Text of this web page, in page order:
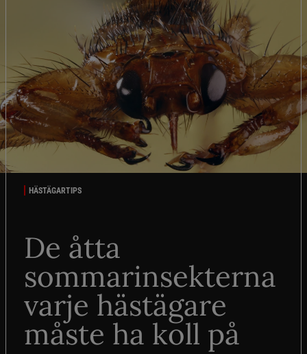
HÄSTÄGARTIPS
De åtta
sommarinsekterna
varje hästägare
måste ha koll på